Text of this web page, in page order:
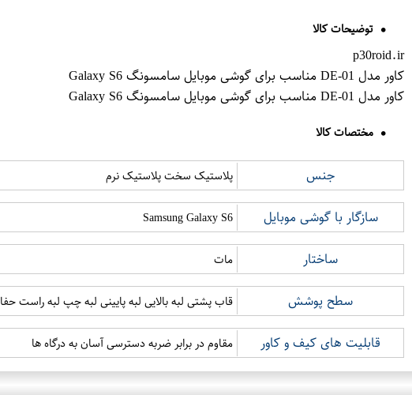
توضیحات کالا
p30roid.ir
کاور مدل DE-01 مناسب برای گوشی موبایل سامسونگ Galaxy S6
کاور مدل DE-01 مناسب برای گوشی موبایل سامسونگ Galaxy S6
مختصات کالا
جنس پلاستیک سخت پلاستیک نرم
سازگار با گوشی موبایل Samsung Galaxy S6
ساختار مات
سطح پوشش قاب پشتی لبه بالایی لبه پایینی لبه چپ لبه راست
قابلیت های کیف و کاور مقاوم در برابر ضربه دسترسی آسان به درگاه ها